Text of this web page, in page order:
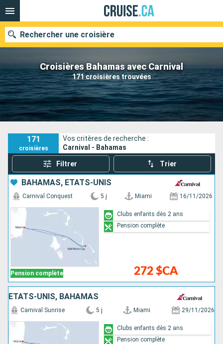
Croisières Bahamas avec Carnival
171 croisières trouvées
Rechercher une croisière
Nos destinations
Mois de départ
Ports Compagnies
Rechercher
171
croisières
Vos critères de recherche :
Carnival - Bahamas
Filtrer Trier
BAHAMAS, ÉTATS-UNIS
Pension complète
Carnival Conquest 5 j Miami 16/11/2026
272 $CA
Clubs enfants dès 2 ans
Pension complète
ÉTATS-UNIS, BAHAMAS
Carnival Sunrise 5 j Miami 29/11/2026
Clubs enfants dès 2 ans
Pension complète